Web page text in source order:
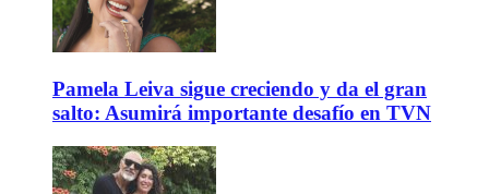
Pamela Leiva sigue creciendo y da el gran
salto: Asumirá importante desafío en TVN